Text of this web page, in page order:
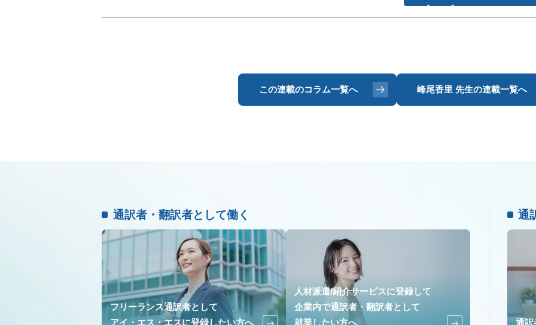
この連載のコラム一覧へ 峰尾香里 先生の連載一覧へ
通訳者・翻訳者として働く
フリーランス通訳者として
アイ・エス・エスに登録したい方へ
人材派遣/紹介サービスに登録して
企業内で通訳者・翻訳者として
就業したい方へ
通
通訳